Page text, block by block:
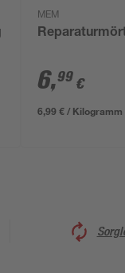
MEM
6,99 €
6,99 € / Kilogramm